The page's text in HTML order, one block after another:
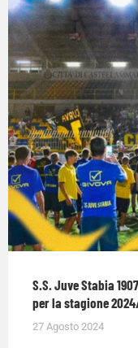
S.S. Juve Stabia
per la stagione
27 Agosto 2024